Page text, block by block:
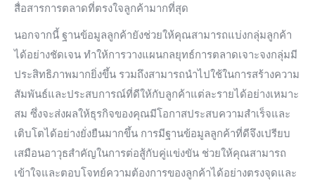
สื่อสารการตลาดที่ตรงใจลูกค้ามากที่สุด
นอกจากนี้ ฐานข้อมูลลูกค้ายังช่วยให้คุณสามารถแบ่งกลุ่มลูกค้า
ได้อย่างชัดเจน ทำให้การวางแผนกลยุทธ์การตลาดเจาะจงกลุ่มมี
ประสิทธิภาพมากยิ่งขึ้น รวมถึงสามารถนำไปใช้ในการสร้างความ
สัมพันธ์และประสบการณ์ที่ดีให้กับลูกค้าแต่ละรายได้อย่างเหมาะ
สม ซึ่งจะส่งผลให้ธุรกิจของคุณมีโอกาสประสบความสำเร็จและ
เติบโตได้อย่างยั่งยืนมากขึ้น การมีฐานข้อมูลลูกค้าที่ดีจึงเปรียบ
เสมือนอาวุธสำคัญในการต่อสู้กับคู่แข่งขัน ช่วยให้คุณสามารถ
เข้าใจและตอบโจทย์ความต้องการของลูกค้าได้อย่างตรงจุดและ